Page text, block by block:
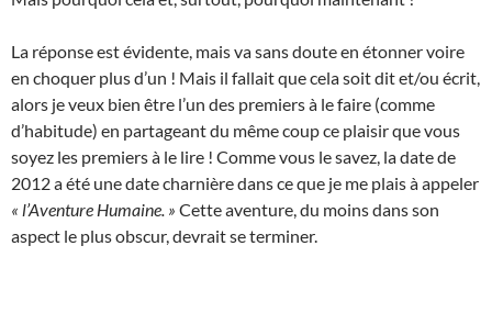
La réponse est évidente, mais va sans doute en étonner voire
en choquer plus d’un ! Mais il fallait que cela soit dit et/ou écrit,
alors je veux bien être l’un des premiers à le faire (comme
d’habitude) en partageant du même coup ce plaisir que vous
soyez les premiers à le lire ! Comme vous le savez, la date de
2012 a été une date charnière dans ce que je me plais à appeler
« l’Aventure Humaine. » Cette aventure, du moins dans son
aspect le plus obscur, devrait se terminer.